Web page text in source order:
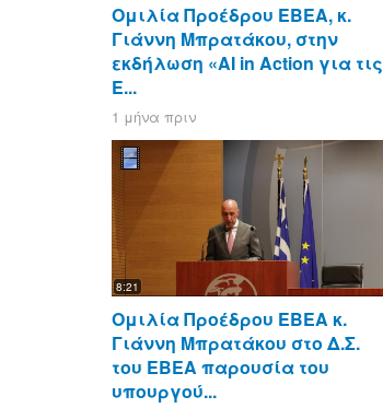
Ομιλία Προέδρου ΕΒΕΑ, κ.
Γιάννη Μπρατάκου, στην
εκδήλωση «AI in Action για τις
Ε...
1 μήνα πριν
8:21
Ομιλία Προέδρου ΕΒΕΑ κ.
Γιάννη Μπρατάκου στο Δ.Σ.
του ΕΒΕΑ παρουσία του
υπουργού...